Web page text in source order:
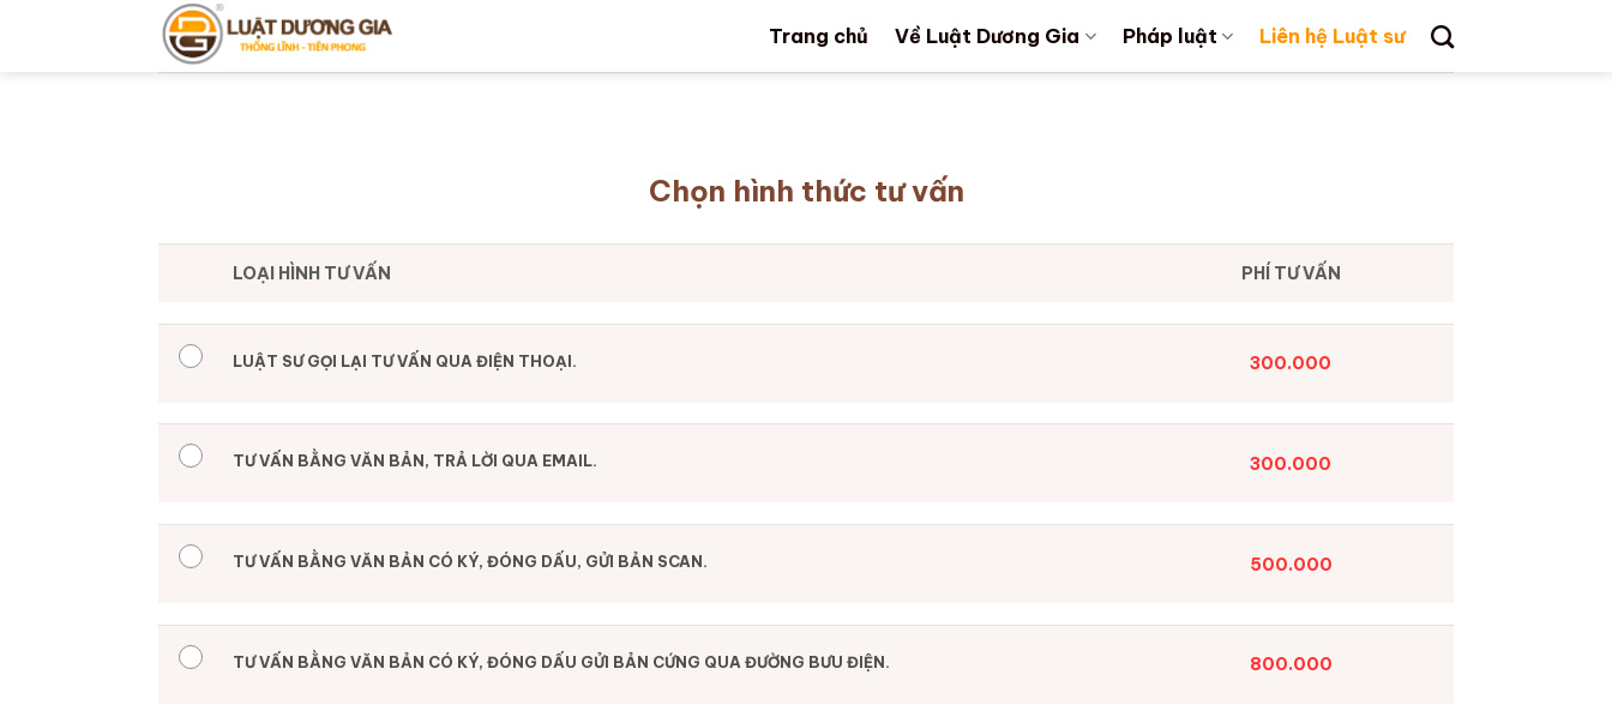
Trang chủ Về Luật Dương Gia Pháp luật Liên hệ Luật sư
Chọn hình thức tư vấn
LOẠI HÌNH TƯ VẤN PHÍ TƯ VẤN
LUẬT SƯ GỌI LẠI TƯ VẤN QUA ĐIỆN THOẠI. 300.000
TƯ VẤN BẰNG VĂN BẢN, TRẢ LỜI QUA EMAIL. 300.000
TƯ VẤN BẰNG VĂN BẢN CÓ KÝ, ĐÓNG DẤU, GỬI BẢN SCAN. 500.000
TƯ VẤN BẰNG VĂN BẢN CÓ KÝ, ĐÓNG DẤU GỬI BẢN CỨNG QUA ĐƯỜNG BƯU ĐIỆN. 800.000